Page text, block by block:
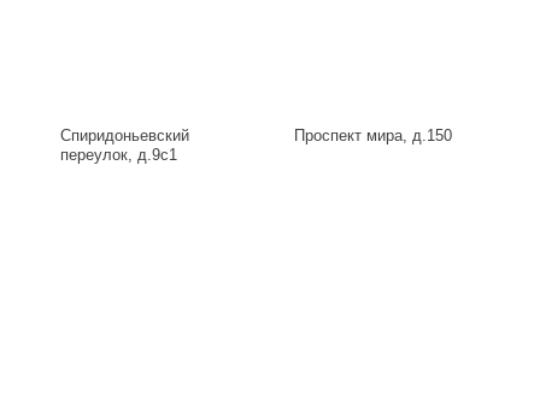
Спиридоньевский
переулок, д.9с1
Проспект мира, д.150